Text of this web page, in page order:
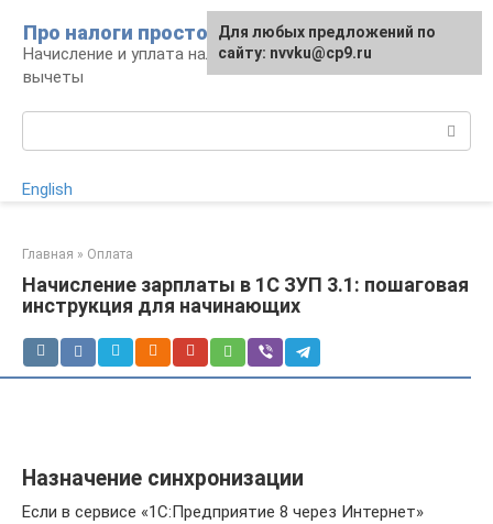
контенту
Про налоги просто
Начисление и уплата налогов, налоговые
вычеты
English
Главная » Оплата
Начисление зарплаты в 1С ЗУП 3.1: пошаговая
инструкция для начинающих
Назначение синхронизации
Если в сервисе «1С:Предприятие 8 через Интернет»
Для любых предложений по
сайту: nvvku@cp9.ru